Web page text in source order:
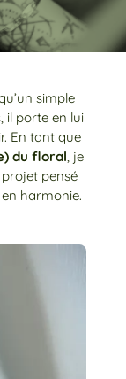
simple
il porte en lui
En tant que
du floral , je
pensé
harmonie.